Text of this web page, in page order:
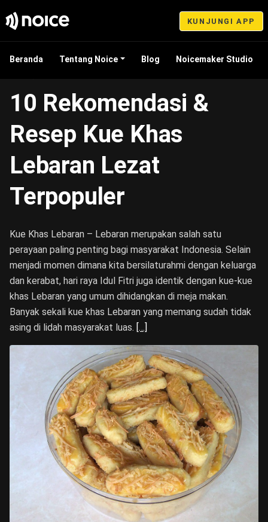
KUNJUNGI APP
Beranda Tentang Noice Blog Noicemaker Studio
10 Rekomendasi &
Resep Kue Khas
Lebaran Lezat
Terpopuler
Kue Khas Lebaran – Lebaran merupakan salah satu
perayaan paling penting bagi masyarakat Indonesia. Selain
menjadi momen dimana kita bersilaturahmi dengan keluarga
dan kerabat, hari raya Idul Fitri juga identik dengan kue-kue
khas Lebaran yang umum dihidangkan di meja makan.
Banyak sekali kue khas Lebaran yang memang sudah tidak
asing di lidah masyarakat luas. Read more about 10
[…]